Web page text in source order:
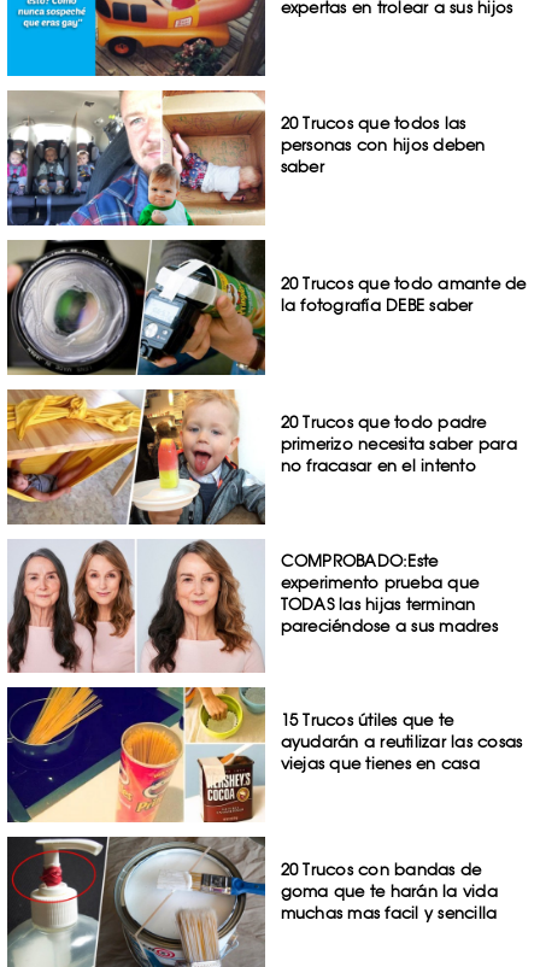
expertas en trolear a sus hijos
20 Trucos que todos las
personas con hijos deben
saber
20 Trucos que todo amante de
la fotografía DEBE saber
20 Trucos que todo padre
primerizo necesita saber para
no fracasar en el intento
COMPROBADO:Este
experimento prueba que
TODAS las hijas terminan
pareciéndose a sus madres
15 Trucos útiles que te
ayudarán a reutilizar las cosas
viejas que tienes en casa
20 Trucos con bandas de
goma que te harán la vida
muchas mas facil y sencilla